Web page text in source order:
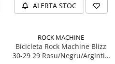
ALERTA STOC
ROCK MACHINE
Bicicleta Rock Machine Blizz
30-29 29 Rosu/Negru/Argintiu